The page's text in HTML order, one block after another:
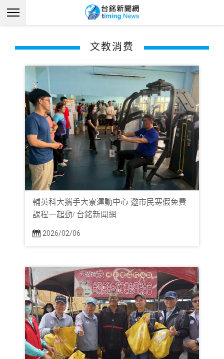
文教消费
輔英科大攜手大寮運動中心 邀市民寒假免費
課程一起動/ 台銘新聞網
2026/02/06